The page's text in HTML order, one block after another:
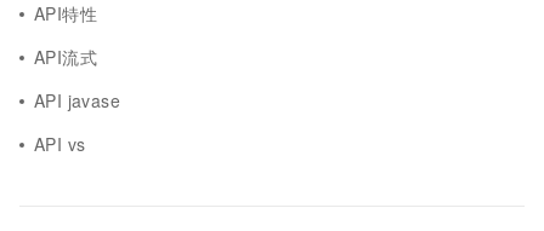
API特性
API流式
API javase
API vs